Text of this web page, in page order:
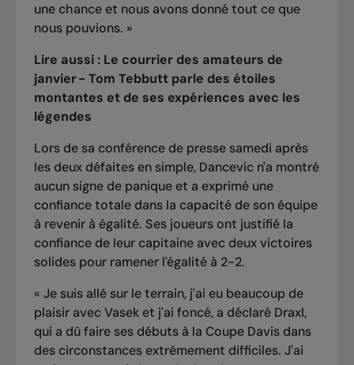
une chance et nous avons donné tout ce que
nous pouvions. »
Lire aussi : Le courrier des amateurs de
janvier - Tom Tebbutt parle des étoiles
montantes et de ses expériences avec les
légendes
Lors de sa conférence de presse samedi après
les deux défaites en simple, Dancevic n'a montré
aucun signe de panique et a exprimé une
confiance totale dans la capacité de son équipe
à revenir à égalité. Ses joueurs ont justifié la
confiance de leur capitaine avec deux victoires
solides pour ramener l'égalité à 2-2.
« Je suis allé sur le terrain, j'ai eu beaucoup de
plaisir avec Vasek et j'ai foncé, a déclaré Draxl,
qui a dû faire ses débuts à la Coupe Davis dans
des circonstances extrêmement difficiles. J'ai